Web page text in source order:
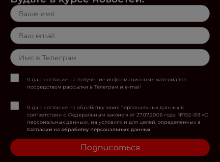
Я даю согласие на получение информационных материалов
посредством рассылки в Телеграм и e-mail
Я даю согласие на обработку моих персональных данных в
соответствии с Федеральным законом от 27.07.2006 года №152-ФЗ «О
персональных данных», на условиях и для целей, определенных в
Согласии на обработку персональных данных
Подписаться